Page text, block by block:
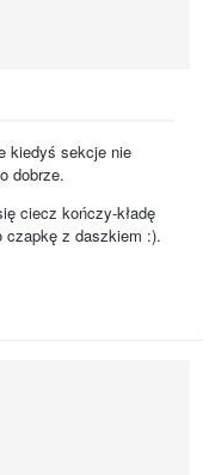
kiedyś sekcje nie
dobrze.
ciecz kończy-kładę
czapkę z daszkiem :).